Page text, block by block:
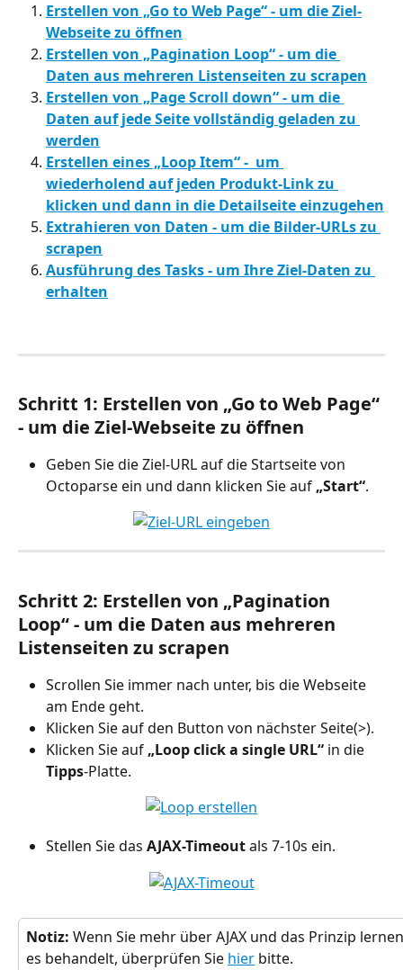
Erstellen von „Go to Web Page“ - um die Ziel-
Webseite zu öffnen
Erstellen von „Pagination Loop“ - um die
Daten aus mehreren Listenseiten zu scrapen
Erstellen von „Page Scroll down“ - um die
Daten auf jede Seite vollständig geladen zu
werden
Erstellen eines „Loop Item“ -  um
wiederholend auf jeden Produkt-Link zu
klicken und dann in die Detailseite einzugehen
Extrahieren von Daten - um die Bilder-URLs zu
scrapen
Ausführung des Tasks - um Ihre Ziel-Daten zu
erhalten
Schritt 1: Erstellen von „Go to Web Page“
- um die Ziel-Webseite zu öffnen
Geben Sie die Ziel-URL auf die Startseite von
Octoparse ein und dann klicken Sie auf „Start“.
Schritt 2: Erstellen von „Pagination
Loop“ - um die Daten aus mehreren
Listenseiten zu scrapen
Scrollen Sie immer nach unter, bis die Webseite
am Ende geht.
Klicken Sie auf den Button von nächster Seite(>).
Klicken Sie auf „Loop click a single URL“ in die
Tipps-Platte.
Stellen Sie das AJAX-Timeout als 7-10s ein.
Notiz: Wenn Sie mehr über AJAX und das Prinzip
es behandelt, überprüfen Sie hier bitte.